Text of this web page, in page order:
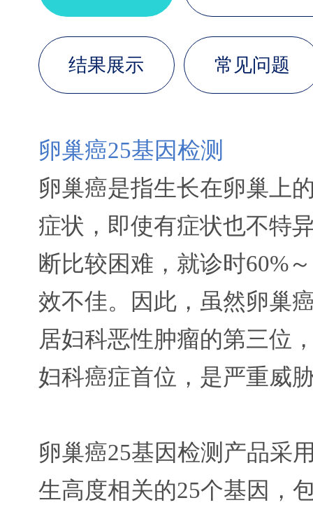
结果展示 常见问题
卵巢癌25基因检测
卵巢癌是指生长在卵巢上
症状，即使有症状也不特
断比较困难，就诊时60%
效不佳。因此，虽然卵巢
居妇科恶性肿瘤的第三位
妇科癌症首位，是严重威
卵巢癌25基因检测产品采
生高度相关的25个基因，